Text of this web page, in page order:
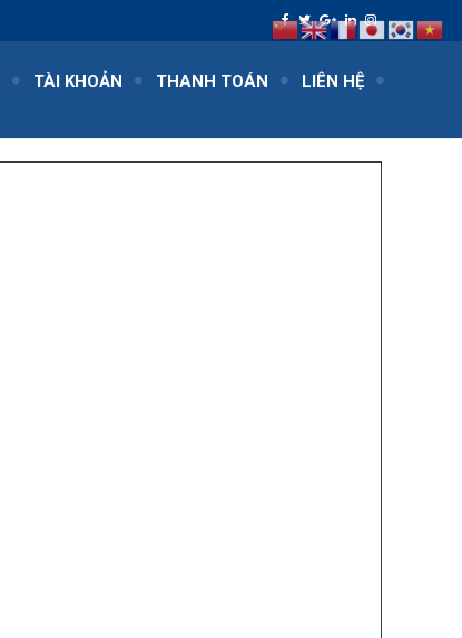
TÀI KHOẢN THANH TOÁN LIÊN HỆ